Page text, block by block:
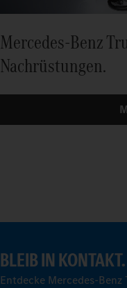
Mercedes‑Benz
Nachrüstungen.
BLEIB IN KONTAKT.
Entdecke Mercedes-